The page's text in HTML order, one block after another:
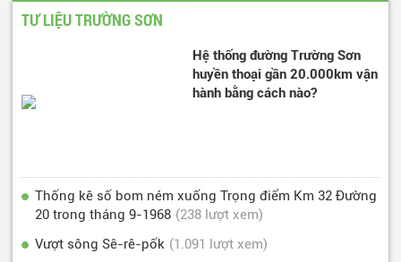
TƯ LIỆU TRƯỜNG SƠN
Hệ thống đường Trường Sơn
huyền thoại gần 20.000km vận
hành bằng cách nào?
Thống kê số bom ném xuống Trọng điểm Km 32 Đường
20 trong tháng 9-1968 (238 lượt xem)
Vượt sông Sê-rê-pốk (1.091 lượt xem)